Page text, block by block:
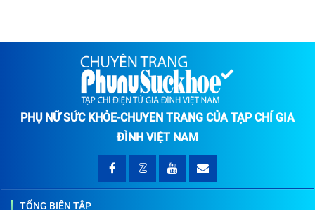
PHỤ NỮ SỨC KHỎE-CHUYÊN TRANG CỦA TẠP CHÍ GIA
ĐÌNH VIỆT NAM
TỔNG BIÊN TẬP